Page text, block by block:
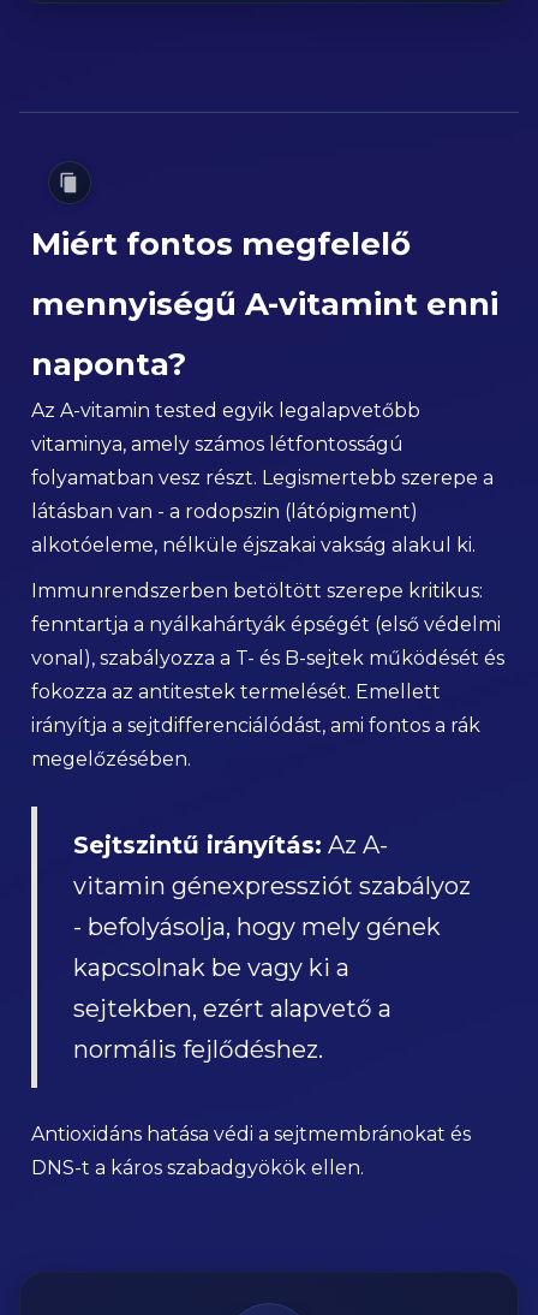
Miért fontos megfelelő
mennyiségű A-vitamint enni
naponta?
Az A-vitamin tested egyik legalapvetőbb
vitaminya, amely számos létfontosságú
folyamatban vesz részt. Legismertebb szerepe a
látásban van - a rodopszin (látópigment)
alkotóeleme, nélküle éjszakai vakság alakul ki.
Immunrendszerben betöltött szerepe kritikus:
fenntartja a nyálkahártyák épségét (első védelmi
vonal), szabályozza a T- és B-sejtek működését és
fokozza az antitestek termelését. Emellett
irányítja a sejtdifferenciálódást, ami fontos a rák
megelőzésében.
Sejtszintű irányítás: Az A-
vitamin génexpressziót szabályoz
- befolyásolja, hogy mely gének
kapcsolnak be vagy ki a
sejtekben, ezért alapvető a
normális fejlődéshez.
Antioxidáns hatása védi a sejtmembránokat és
DNS-t a káros szabadgyökök ellen.